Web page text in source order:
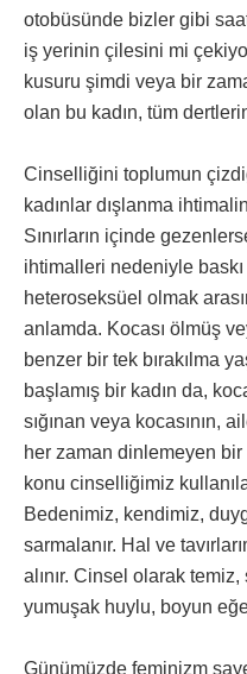
otobüsünde bizler gibi
iş yerinin çilesini mi
kusuru şimdi veya bir
olan bu kadın, tüm
Cinselliğini toplumun
kadınlar dışlanma
Sınırların içinde
ihtimalleri nedeniyle baskı
heteroseksüel olmak
anlamda. Kocası ölmüş
benzer bir tek bırakılma
başlamış bir kadın da,
sığınan veya kocasının,
her zaman dinlemeyen bir
konu cinselliğimiz
Bedenimiz, kendimiz,
sarmalanır. Hal ve
alınır. Cinsel olarak
yumuşak huylu, boyun
Günümüzde feminizm